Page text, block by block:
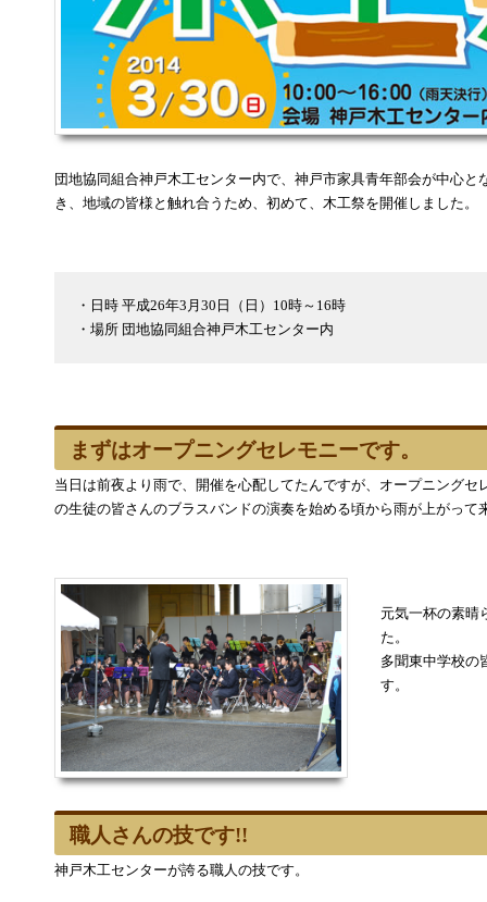
団地協同組合神戸木工センター内で、神戸市家具青年部会が中心と
き、地域の皆様と触れ合うため、初めて、木工祭を開催しました。
・日時 平成26年3月30日（日）10時～16時
・場所 団地協同組合神戸木工センター内
まずはオープニングセレモニーです。
当日は前夜より雨で、開催を心配してたんですが、オープニングセ
の生徒の皆さんのブラスバンドの演奏を始める頃から雨が上がって
元気一杯の素晴
た。
多聞東中学校の
す。
職人さんの技です!!
神戸木工センターが誇る職人の技です。